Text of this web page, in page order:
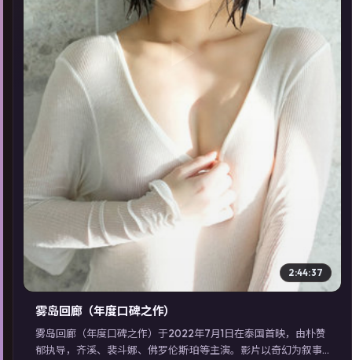
▶
2:44:37
雾岛回廊（年度口碑之作）
雾岛回廊（年度口碑之作）于2022年7月1日在泰国首映，由朴赞
郁执导，齐溪、裴斗娜、佛罗伦斯·珀等主演。影片以奇幻为叙事